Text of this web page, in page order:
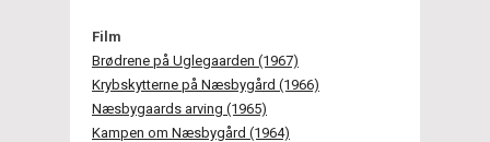
Film
Brødrene på Uglegaarden (1967)
Krybskytterne på Næsbygård (1966)
Næsbygaards arving (1965)
Kampen om Næsbygård (1964)